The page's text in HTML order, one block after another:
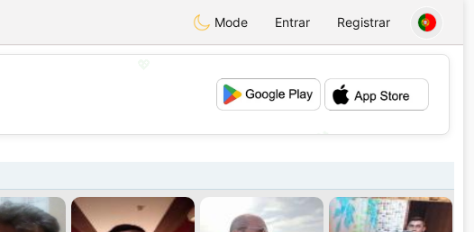
Mode Entrar Registrar